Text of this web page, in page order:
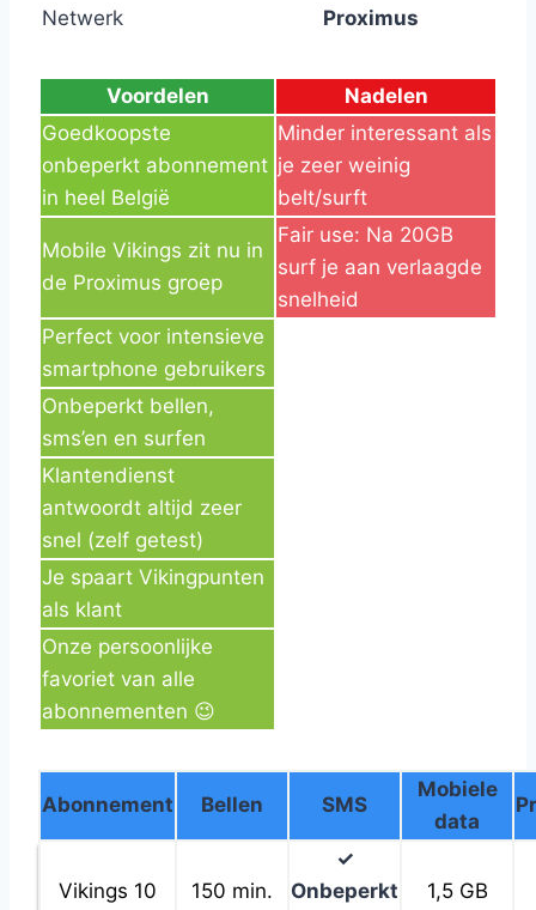
Netwerk
Proximus
Voordelen
Nadelen
Goedkoopste
onbeperkt abonnement
in heel België
Minder interessant als
je zeer weinig
belt/surft
Mobile Vikings zit nu in
de Proximus groep
Fair use: Na 20GB
surf je aan verlaagde
snelheid
Perfect voor intensieve
smartphone gebruikers
Onbeperkt bellen,
sms’en en surfen
Klantendienst
antwoordt altijd zeer
snel (zelf getest)
Je spaart Vikingpunten
als klant
Onze persoonlijke
favoriet van alle
abonnementen 😉
Abonnement Bellen SMS
Mobiele
data
Vikings 10 150 min.
✓
Onbeperkt
1,5 GB